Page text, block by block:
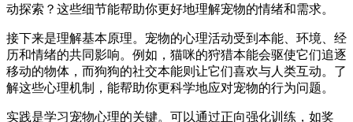
动探索？这些细节能帮助你更好地理解宠物的情绪和需求。
接下来是理解基本原理。宠物的心理活动受到本能、环境、经
历和情绪的共同影响。例如，猫咪的狩猎本能会驱使它们追逐
移动的物体，而狗狗的社交本能则让它们喜欢与人类互动。了
解这些心理机制，能帮助你更科学地应对宠物的行为问题。
实践是学习宠物心理的关键。可以通过正向强化训练，如奖